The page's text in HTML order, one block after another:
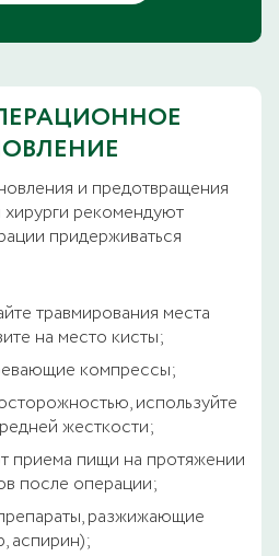
и предотвращения
рекомендуют
придерживаться
травмирования места
на место кисты;
компрессы;
используйте
жесткости;
приема пищи на протяжении
после операции;
разжижающие
аспирин);